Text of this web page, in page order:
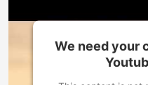
We need your